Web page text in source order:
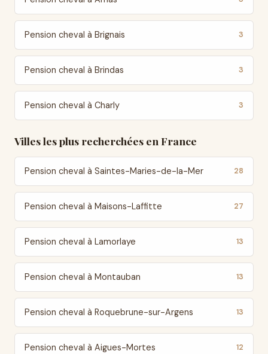
Pension cheval à Brignais 3
Pension cheval à Brindas 3
Pension cheval à Charly 3
Villes les plus recherchées en France
Pension cheval à Saintes-Maries-de-la-Mer 28
Pension cheval à Maisons-Laffitte 27
Pension cheval à Lamorlaye 13
Pension cheval à Montauban 13
Pension cheval à Roquebrune-sur-Argens 13
Pension cheval à Aigues-Mortes 12